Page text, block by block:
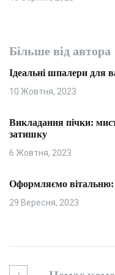
Більше від автора
Ідеальні шпалери для
10 Жовтня, 2023
Викладання пічки:
затишку
6 Жовтня, 2023
Оформляємо
29 Вересня, 2023